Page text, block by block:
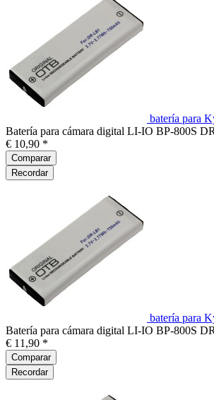
batería para
Batería para cámara digital LI-IO BP-800S
€ 10,90 *
Comparar
Recordar
batería para
Batería para cámara digital LI-IO BP-800S
€ 11,90 *
Comparar
Recordar